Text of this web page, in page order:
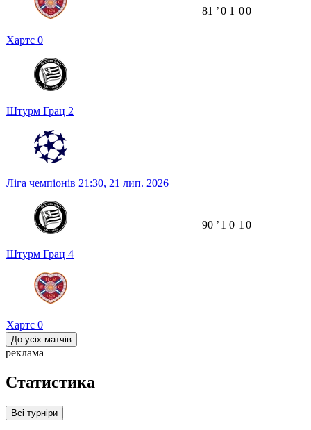
Хартс 0
Штурм Грац 2
81 ʼ0 1 00
Ліга чемпіонів 21:30, 21 лип. 2026
Штурм Грац 4
Хартс 0
90 ʼ 1 0 1 0
До усіх матчів
реклама
Статистика
Всі турніри